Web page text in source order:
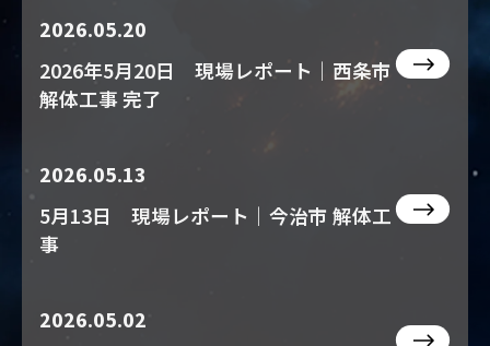
2026.05.20
2026年5月20日 現場レポート｜西条市
解体工事 完了
2026.05.13
5月13日 現場レポート｜今治市 解体工
事
2026.05.02